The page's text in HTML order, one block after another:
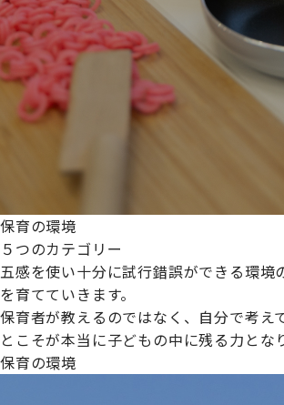
保育の環境
５つのカテゴリー
五感を使い十分に試行錯誤ができる環境
を育てていきます。
保育者が教えるのではなく、自分で考え
とこそが本当に子どもの中に残る力とな
保育の環境